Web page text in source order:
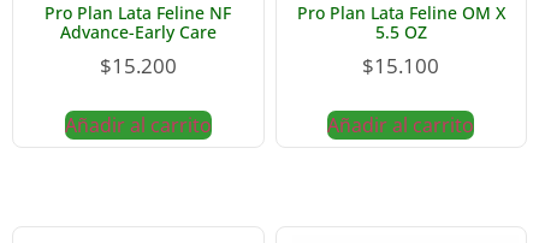
Pro Plan Lata Feline NF
Advance-Early Care
$15.200
Añadir al carrito
Pro Plan Lata Feline OM X
5.5 OZ
$15.100
Añadir al carrito